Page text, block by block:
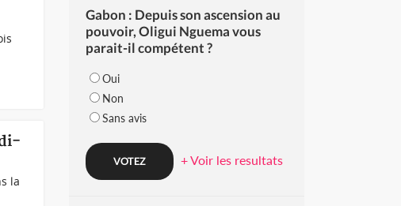
la
Gabon : Depuis son ascension au
pouvoir, Oligui Nguema vous
parait-il compétent ?
Oui
Non
Sans avis
+ Voir les resultats